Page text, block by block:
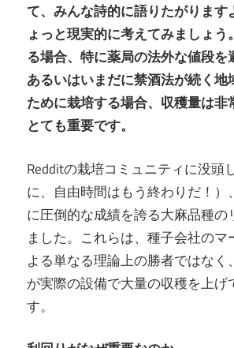
て、みんな詩的に語りたがります
ょっと現実的に考えてみましょ
る場合、特に薬局の法外な値段を
あるいはいまだに禁酒法が続く地
ために栽培する場合、収穫量は非
とても重要です。
Redditの栽培コミュニティに没頭
に、自由時間はもう終わりだ！）
に圧倒的な成績を誇る大麻品種の
ました。これらは、種子会社のマ
よる単なる理論上の勝者ではなく
が実際の設備で大量の収穫を上げ
す。